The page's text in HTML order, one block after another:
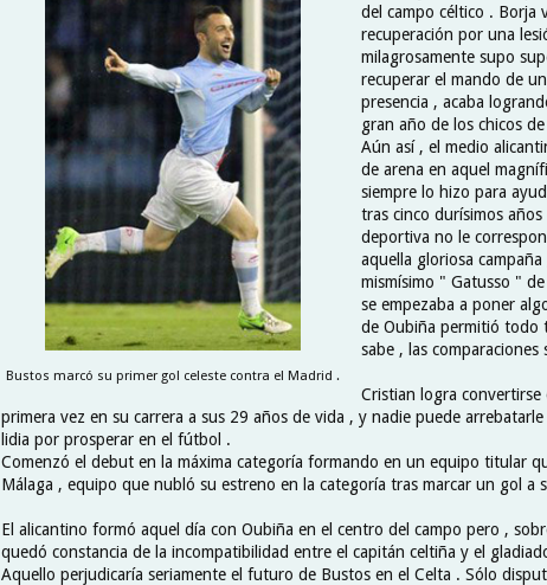
Bustos marcó su primer gol celeste contra el Madrid .
del campo céltico . Borja
recuperación por una
milagrosamente supo
recuperar el mando de
presencia , acaba
gran año de los chicos
Aún así , el medio
de arena en aquel
siempre lo hizo para
tras cinco durísimos
deportiva no le
aquella gloriosa
mismísimo " Gatusso "
se empezaba a poner
de Oubiña permitió todo
sabe , las comparaciones
Cristian logra
primera vez en su carrera a sus 29 años de vida , y nadie puede
lidia por prosperar en el fútbol .
Comenzó el debut en la máxima categoría formando en un equipo titular
Málaga , equipo que nubló su estreno en la categoría tras marcar un gol a
El alicantino formó aquel día con Oubiña en el centro del campo pero ,
quedó constancia de la incompatibilidad entre el capitán celtiña y el
Aquello perjudicaría seriamente el futuro de Bustos en el Celta . Sólo